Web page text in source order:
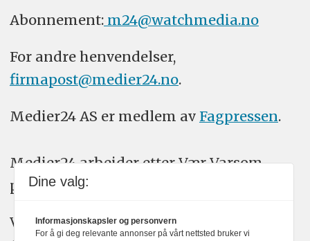
Abonnement:m24@watchmedia.no
For andre henvendelser,
firmapost@medier24.no.
Medier24 AS er medlem av Fagpressen.
Medier24 arbeider etter Vær Varsom-
plakatens regler for god presseskikk.
Vi bruker KI-verktøy som ChatGPT,
Dine valg:
Informasjonskapsler og personvern
For å gi deg relevante annonser på vårt nettsted bruker vi